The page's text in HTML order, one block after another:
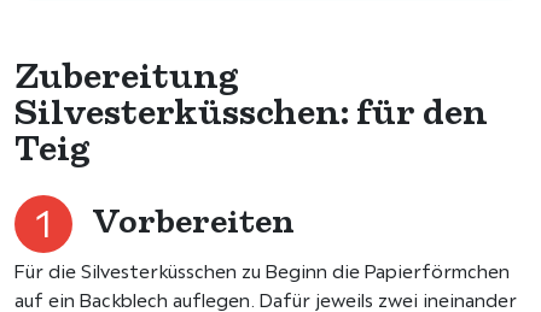
Zubereitung
Silvesterküsschen: für den
Teig
Vorbereiten
Für die Silvesterküsschen zu Beginn die Papierförmchen
auf ein Backblech auflegen. Dafür jeweils zwei ineinander